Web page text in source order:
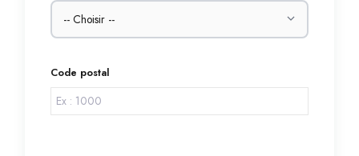
Code postal